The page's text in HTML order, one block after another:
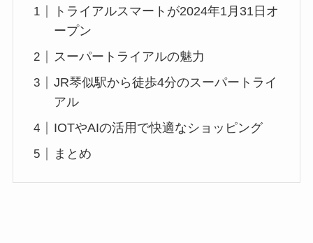
トライアルスマートが2024年1月31日オ
ープン
スーパートライアルの魅力
JR琴似駅から徒歩4分のスーパートライ
アル
IOTやAIの活用で快適なショッピング
まとめ